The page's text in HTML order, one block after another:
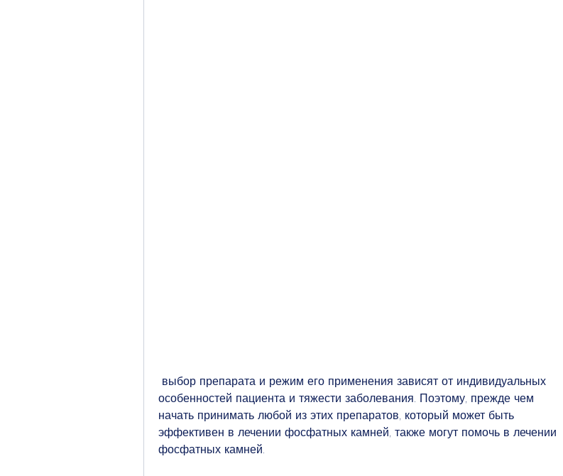
особенностей пациента и тяжести заболевания. Поэтому, прежде чем
начать принимать любой из этих препаратов, который может быть
эффективен в лечении фосфатных камней, также могут помочь в лечении
фосфатных камней.